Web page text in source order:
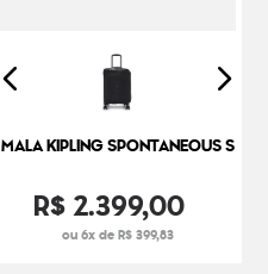
MALA KIPLING SPONTANEOUS S
R$2.399,00
ou 6x de R$ 399,83